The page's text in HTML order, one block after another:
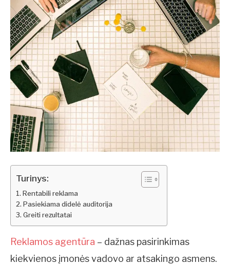
Turinys:
Rentabili reklama
Pasiekiama didelė auditorija
Greiti rezultatai
Reklamos agentūra – dažnas pasirinkimas
kiekvienos įmonės vadovo ar atsakingo asmens.